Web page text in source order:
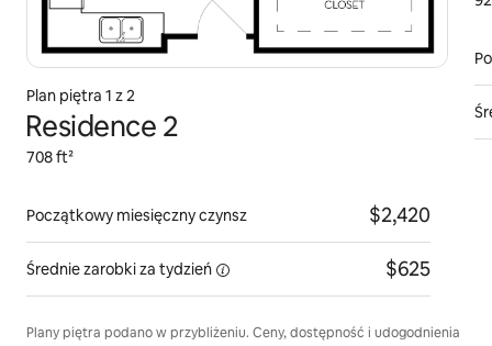
Plan piętra 1 z 2
Residence 2
708 ft²
Początkowy miesięczny czynsz $2,420
Średnie zarobki za tydzień $625
Plany piętra podano w przybliżeniu. Ceny, dostępność i udogodnienia